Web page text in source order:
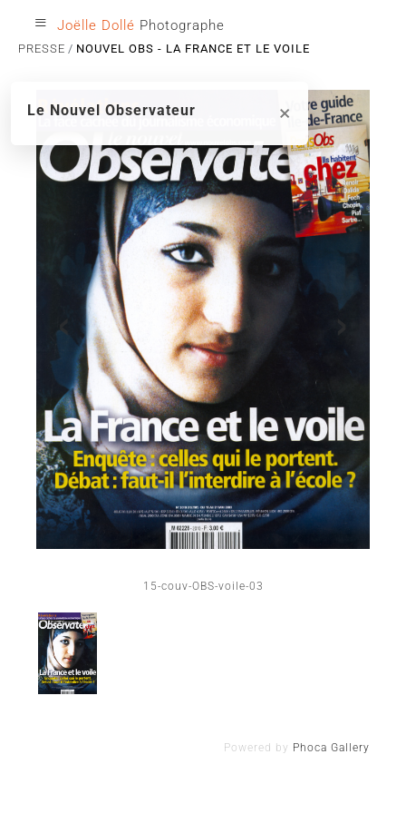
≡ Joëlle Dollé Photographe
PRESSE NOUVEL OBS - LA FRANCE ET LE VOILE
×
Le Nouvel Observateur
‹ ›
15-couv-OBS-voile-03
Powered by Phoca Gallery